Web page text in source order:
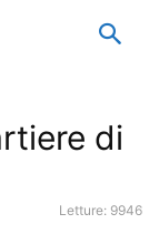
di
Letture: 9946